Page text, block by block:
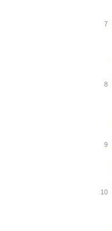
7
8
9
10